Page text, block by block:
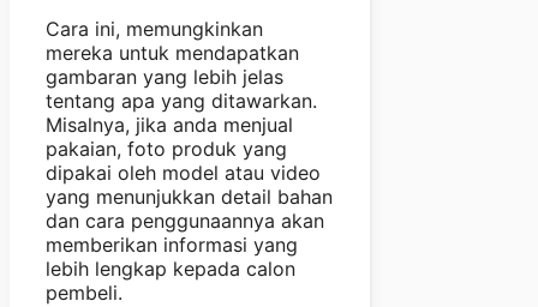
Cara ini, memungkinkan
mereka untuk mendapatkan
gambaran yang lebih jelas
tentang apa yang ditawarkan.
Misalnya, jika anda menjual
pakaian, foto produk yang
dipakai oleh model atau video
yang menunjukkan detail bahan
dan cara penggunaannya akan
memberikan informasi yang
lebih lengkap kepada calon
pembeli.